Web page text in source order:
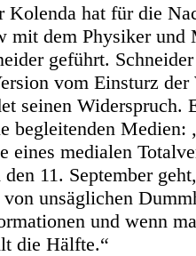
Kolenda hat für die
mit dem Physiker und
geführt.
vom Einsturz der
seinen Widerspruch.
begleitenden Medien:
eines medialen
den 11. September
unsäglichen
und wenn
die Hälfte.“